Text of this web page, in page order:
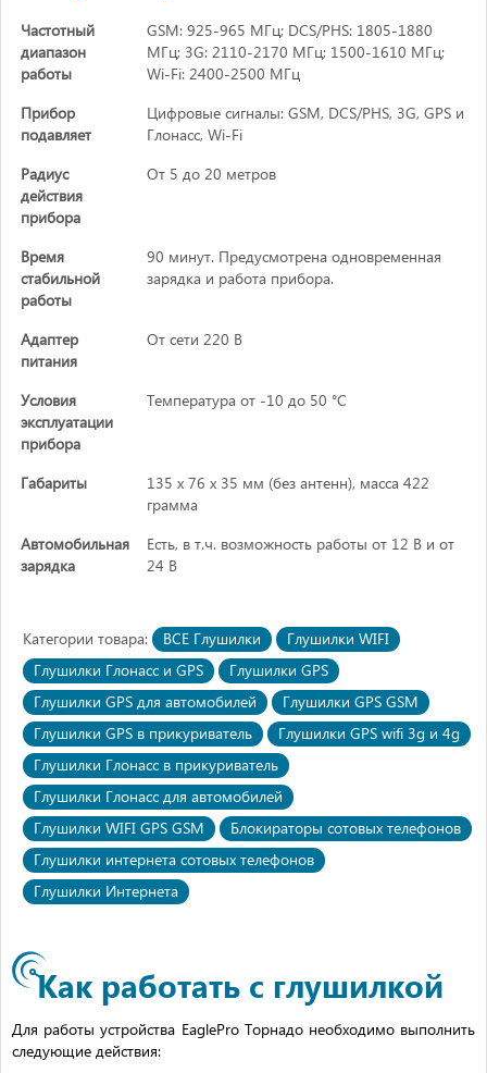
Частотный
диапазон
работы
GSM: 925-965 МГц; DCS/PHS: 1805-1880
МГц; 3G: 2110-2170 МГц; 1500-1610 МГц;
Wi-Fi: 2400-2500 МГц
Прибор
подавляет
Цифровые сигналы: GSM, DCS/PHS, 3G, GPS и
Глонасс, Wi-Fi
Радиус
действия
прибора
От 5 до 20 метров
Время
стабильной
работы
90 минут. Предусмотрена одновременная
зарядка и работа прибора.
Адаптер
питания
От сети 220 В
Условия
эксплуатации
прибора
Температура от -10 до 50 °C
Габариты
135 х 76 х 35 мм (без антенн), масса 422
грамма
Автомобильная
зарядка
Есть, в т.ч. возможность работы от 12 В и от
24 В
Категории товара: ВСЕ Глушилки
Глушилки WIFI
Глушилки Глонасс и GPS
Глушилки GPS
Глушилки GPS для автомобилей
Глушилки GPS GSM
Глушилки GPS в прикуриватель
Глушилки GPS wifi 3g и 4g
Глушилки Глонасс в прикуриватель
Глушилки Глонасс для автомобилей
Глушилки WIFI GPS GSM
Блокираторы сотовых телефонов
Глушилки интернета сотовых телефонов
Глушилки Интернета
Как работать с глушилкой
Для работы устройства EaglePro Торнадо необходимо выполнить
следующие действия: